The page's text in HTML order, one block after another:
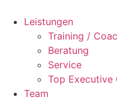
Inhalt
springen
Leistungen
Training /
Beratung
Service
Top Executive
Team